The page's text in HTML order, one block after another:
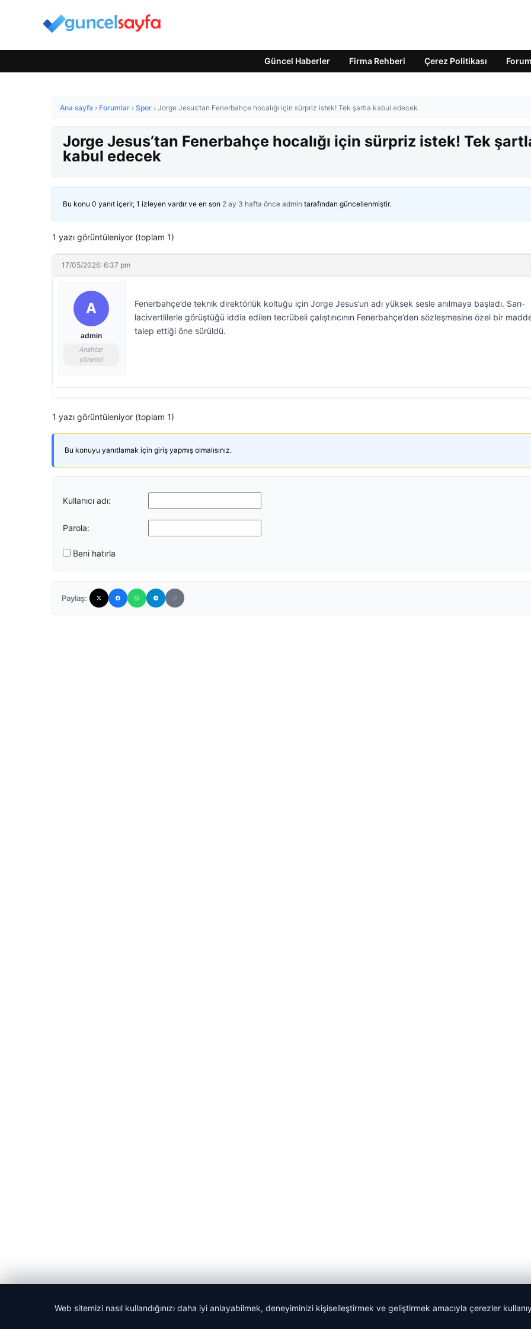
Güncel Haberler Firma Rehberi Çerez Politikası Forum
Ana sayfa › Forumlar › Spor › Jorge Jesus’tan Fenerbahçe hocalığı için sürpriz istek! Tek şartla kabul edecek
Jorge Jesus’tan Fenerbahçe hocalığı için sürpriz istek! Tek
kabul edecek
Bu konu 0 yanıt içerir, 1 izleyen vardır ve en son 2 ay 3 hafta önce admin tarafından güncellenmiştir.
1 yazı görüntüleniyor (toplam 1)
17/05/2026: 6:37 pm
A
admin
Anahtar
yönetici
Fenerbahçe’de teknik direktörlük koltuğu için Jorge Jesus’un adı yüksek sesle anılmaya başladı. Sarı-
lacivertlilerle görüştüğü iddia edilen tecrübeli çalıştırıcının Fenerbahçe’den sözleşmesine özel bir
talep ettiği öne sürüldü.
1 yazı görüntüleniyor (toplam 1)
Bu konuyu yanıtlamak için giriş yapmış olmalısınız.
Kullanıcı adı:
Parola:
Beni hatırla
Paylaş:
Web sitemizi nasıl kullandığınızı daha iyi anlayabilmek, deneyiminizi kişiselleştirmek ve geliştirmek amacıyla çerezler